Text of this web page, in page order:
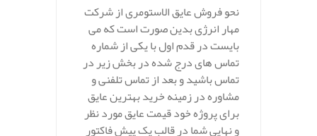
نحو فروش عایق الاستومری از شرکت
مهار انرژی بدین صورت است که می
بایست در قدم اول با یکی از شماره
تماس های درج شده در بخش زیر در
تماس باشید و بعد از تماس تلفنی و
مشاوره در زمینه خرید بهترین عایق
برای پروژه خود قیمت عایق مورد نظر
و نهایی شما در قالب یک پیش فاکتور